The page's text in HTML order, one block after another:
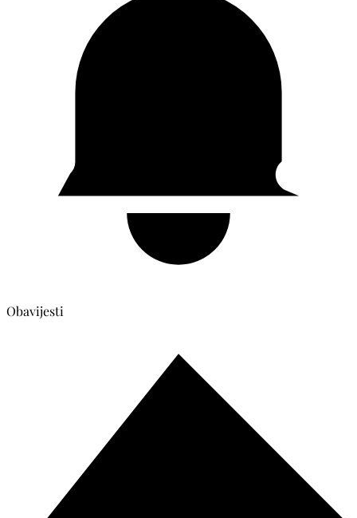
Obavijesti